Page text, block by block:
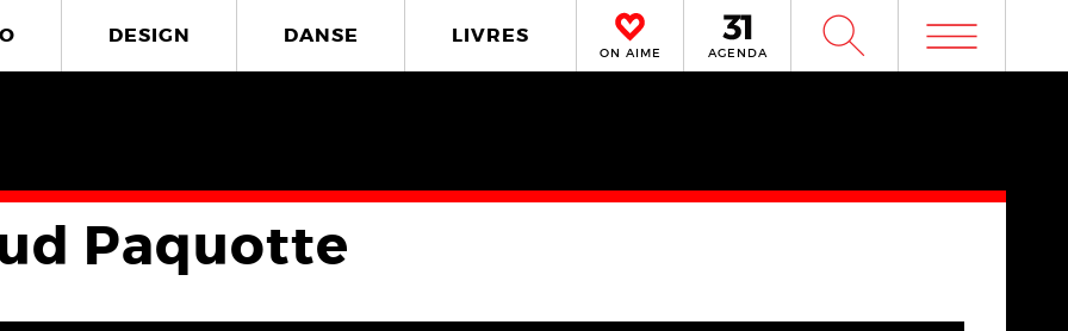
DESIGN DANSE LIVRES
ON AIME AGENDA W m
Paquotte